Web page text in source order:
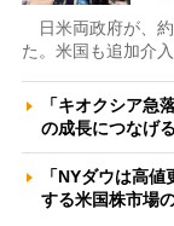
日米両政府が、
た。米国も追加介
「キオクシア急
の成長につな
「NYダウは高
する米国株市